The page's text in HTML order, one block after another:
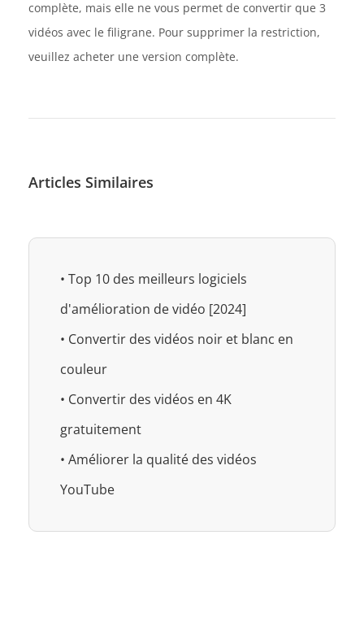
complète, mais elle ne vous permet de convertir que 3
vidéos avec le filigrane. Pour supprimer la restriction,
veuillez acheter une version complète.
Articles Similaires
• Top 10 des meilleurs logiciels
d'amélioration de vidéo [2024]
• Convertir des vidéos noir et blanc en
couleur
• Convertir des vidéos en 4K
gratuitement
• Améliorer la qualité des vidéos
YouTube